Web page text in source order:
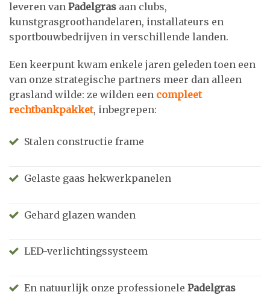
leveren van Padelgras aan clubs,
kunstgrasgroothandelaren, installateurs en
sportbouwbedrijven in verschillende landen.
Een keerpunt kwam enkele jaren geleden toen een
van onze strategische partners meer dan alleen
grasland wilde: ze wilden een compleet
rechtbankpakket, inbegrepen:
Stalen constructie frame
Gelaste gaas hekwerkpanelen
Gehard glazen wanden
LED-verlichtingssysteem
En natuurlijk onze professionele Padelgras